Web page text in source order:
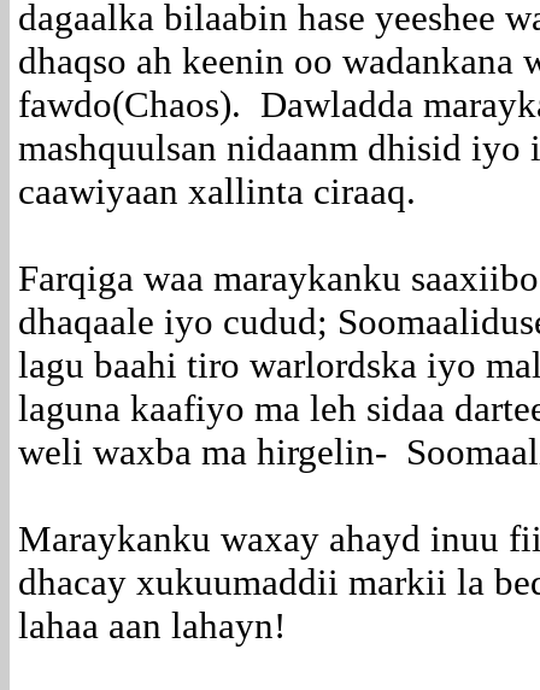
dagaalka bilaabin hase yeeshee
dhaqso ah keenin oo
fawdo(Chaos). Dawladda
mashquulsan nidaanm dhisid iyo
caawiyaan xallinta ciraaq.
Farqiga waa maraykanku
dhaqaale iyo cudud;
lagu baahi tiro warlordska iyo
laguna kaafiyo ma leh sidaa
weli waxba ma hirgelin-
Maraykanku waxay ahayd inuu
dhacay xukuumaddii markii la
lahaa aan lahayn!